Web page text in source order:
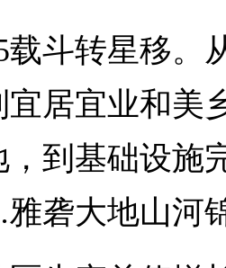
转星移。
宜居宜业和美
，到基础设施
砻大地山河锦